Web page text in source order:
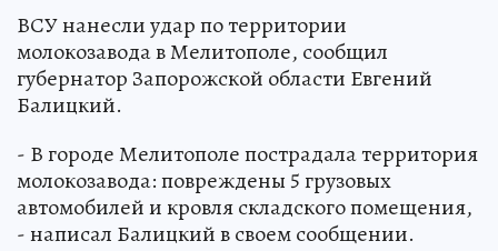
ВСУ нанесли удар по территории
молокозавода в Мелитополе, сообщил
губернатор Запорожской области Евгений
Балицкий.
- В городе Мелитополе пострадала территория
молокозавода: повреждены 5 грузовых
автомобилей и кровля складского помещения,
- написал Балицкий в своем сообщении.